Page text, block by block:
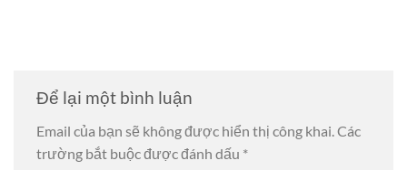
Để lại một bình luận
Email của bạn sẽ không được hiển thị công khai.Các
trường bắt buộc được đánh dấu *